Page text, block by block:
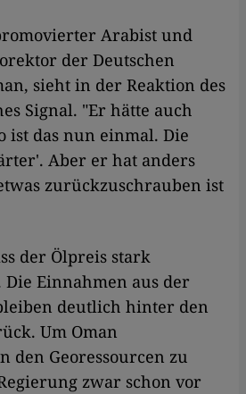
Arabist und
der Deutschen
sieht in der Reaktion des
Signal. "Er hätte auch
ist das nun einmal. Die
Aber er hat anders
zurückzuschrauben ist
der Ölpreis stark
Einnahmen aus der
deutlich hinter den
Um Oman
den Georessourcen zu
zwar schon vor